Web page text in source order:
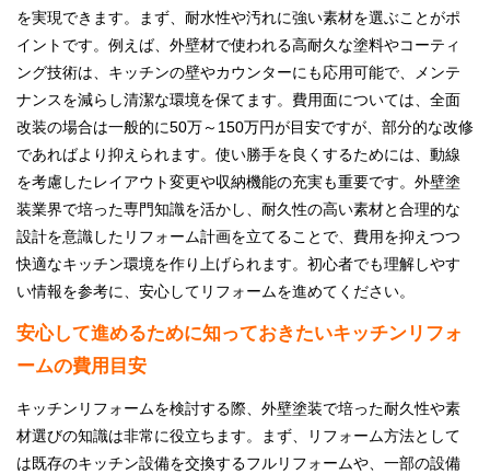
を実現できます。まず、耐水性や汚れに強い素材を選ぶことがポ
イントです。例えば、外壁材で使われる高耐久な塗料やコーティ
ング技術は、キッチンの壁やカウンターにも応用可能で、メンテ
ナンスを減らし清潔な環境を保てます。費用面については、全面
改装の場合は一般的に50万～150万円が目安ですが、部分的な改修
であればより抑えられます。使い勝手を良くするためには、動線
を考慮したレイアウト変更や収納機能の充実も重要です。外壁塗
装業界で培った専門知識を活かし、耐久性の高い素材と合理的な
設計を意識したリフォーム計画を立てることで、費用を抑えつつ
快適なキッチン環境を作り上げられます。初心者でも理解しやす
い情報を参考に、安心してリフォームを進めてください。
安心して進めるために知っておきたいキッチンリフォ
ームの費用目安
キッチンリフォームを検討する際、外壁塗装で培った耐久性や素
材選びの知識は非常に役立ちます。まず、リフォーム方法として
は既存のキッチン設備を交換するフルリフォームや、一部の設備